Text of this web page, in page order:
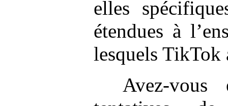
elles
étendues à
lesquels TikTok
Avez-vous